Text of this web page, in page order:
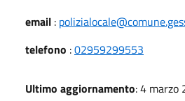
email :
telefono :02959299553
Ultimo aggiornamento: 4 marzo